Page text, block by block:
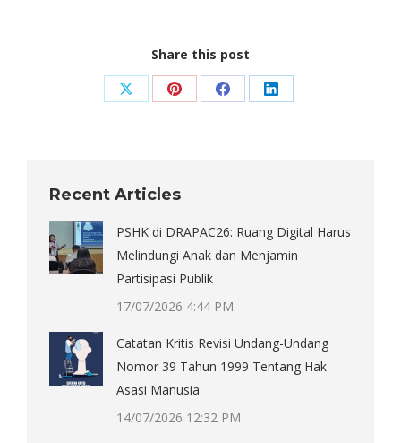
Share this post
Share Share Share Share
Recent Articles
PSHK di DRAPAC26: Ruang Digital Harus
Melindungi Anak dan Menjamin
Partisipasi Publik
17/07/2026 4:44 PM
Catatan Kritis Revisi Undang-Undang
Nomor 39 Tahun 1999 Tentang Hak
Asasi Manusia
14/07/2026 12:32 PM